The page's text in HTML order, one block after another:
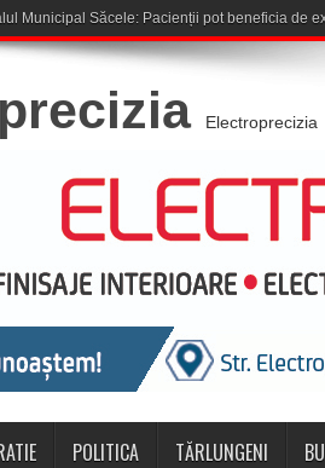
României: CSM Săcele întâlneș
Electroprecizia
POLITICA TĂRLUNGENI